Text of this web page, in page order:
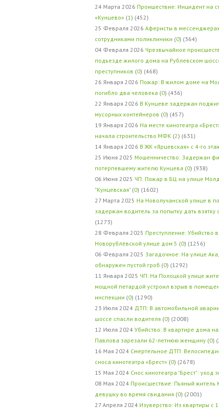
24 Марта 2026 Проишествие: Инцидент на
«Кунцево» (1 ) (452)
25 Февраля 2026 Аферисты в
сотрудниками поликлиники (0) (364)
04 Февраля 2026 Чрезвычайное
подъезде жилого дома на Рублевском
преступников (0) (468)
26 Января 2026 Пожар: В жилом доме на
погибло два человека (0) (436)
22 Января 2026 В Кунцеве задержан
мусорных контейнеров (0) (457)
19 Января 2026 На месте кинотеатра
начала строительство МФК (2) (631)
14 Января 2026 В ЖК «Ярцевская» с 4-го
25 Июня 2025 Мошенничество: Задержан
потерпевшему жителю Кунцева (0) (938)
06 Июня 2025 ЧП: Пожар в БЦ на улице
"Кунцевская" (0) (1602)
27 Марта 2025 На Новолучанской улице в
задержан водитель за попытку дать
(1273)
28 Февраля 2025 Преступление: Убийство
Новорублёвской улице дом 5 (0) (1256)
06 Февраля 2025 Загадочное: На улице
обнаружен пустой гроб (0) (1292)
11 Января 2025 ЧП: На Полоцкой улице
мощной петардой устроил взрыв в
инспекции (0) (1290)
23 Июля 2024 ДТП: В автомобильной
шоссе спасли водителя (0) (2008)
12 Июля 2024 Убийство: В квартире дома
Павлова зарезали 62-летнюю женщину (0)
16 Мая 2024 Смертельное ДТП:
сноса кинотеатра «Брест» (0) (2678)
15 Мая 2024 Снос кинотеатра "Брест": уход
08 Мая 2024 Происшествие: Пьяный житель
девушку во время свидания (0) (2001)
27 Апреля 2024 Изуверство: Из квартиры с